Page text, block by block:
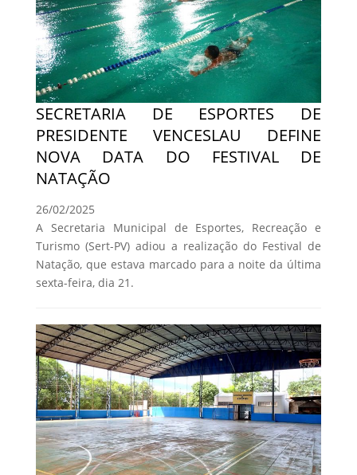
SECRETARIA DE ESPORTES DE
PRESIDENTE VENCESLAU DEFINE
NOVA DATA DO FESTIVAL DE
NATAÇÃO
26/02/2025
A Secretaria Municipal de Esportes, Recreação e
Turismo (Sert-PV) adiou a realização do Festival de
Natação, que estava marcado para a noite da última
sexta-feira, dia 21.